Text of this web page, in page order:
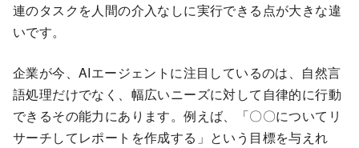
連のタスクを人間の介入なしに実行できる点が大きな違
いです。
企業が今、AIエージェントに注目しているのは、自然言
語処理だけでなく、幅広いニーズに対して自律的に行動
できるその能力にあります。例えば、「〇〇についてリ
サーチしてレポートを作成する」という目標を与えれ